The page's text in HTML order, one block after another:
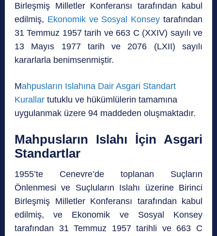
Birleşmiş Milletler Konferansı tarafından kabul
edilmiş, Ekonomik ve Sosyal Konsey tarafından
31 Temmuz 1957 tarih ve 663 C (XXIV) sayılı ve
13 Mayıs 1977 tarih ve 2076 (LXII) sayılı
kararlarla benimsenmiştir.
Mahpusların Islahına Dair Asgari Standart
Kurallar tutuklu ve hükümlülerin tamamına
uygulanmak üzere 94 maddeden oluşmaktadır.
Mahpusların Islahı İçin Asgari
Standartlar
1955’te Cenevre’de toplanan Suçların
Önlenmesi ve Suçluların Islahı üzerine Birinci
Birleşmiş Milletler Konferansı tarafından kabul
edilmiş, ve Ekonomik ve Sosyal Konsey
tarafından 31 Temmuz 1957 tarihli ve 663 C